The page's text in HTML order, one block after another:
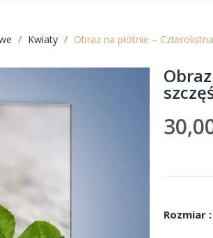
Kwiaty Obraz na płótnie –
Rozmiar :